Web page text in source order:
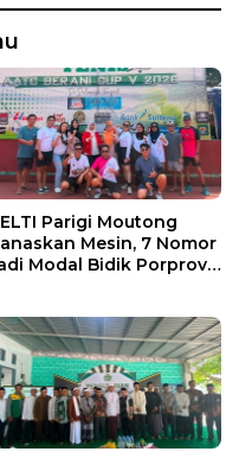
Parigi Moutong
Mesin, 7 Nomor
Modal Bidik Porprov